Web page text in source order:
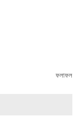
ফলাফল